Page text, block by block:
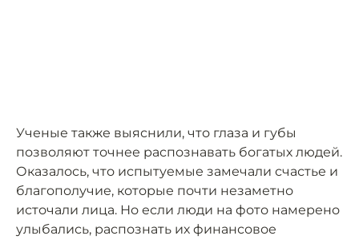
Ученые также выяснили, что глаза и губы
позволяют точнее распознавать богатых людей.
Оказалось, что испытуемые замечали счастье и
благополучие, которые почти незаметно
источали лица. Но если люди на фото намерено
улыбались, распознать их финансовое